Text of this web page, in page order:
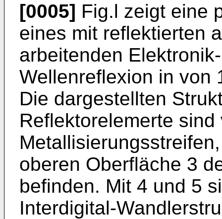
[0005] Fig.l zeigt eine
eines mit reflektierten
arbeitenden
Wellenreflexion in von
Die dargestellten
Reflektorelemerte
oberen Oberfläche 3
befinden. Mit 4 und 5
Interdigital-